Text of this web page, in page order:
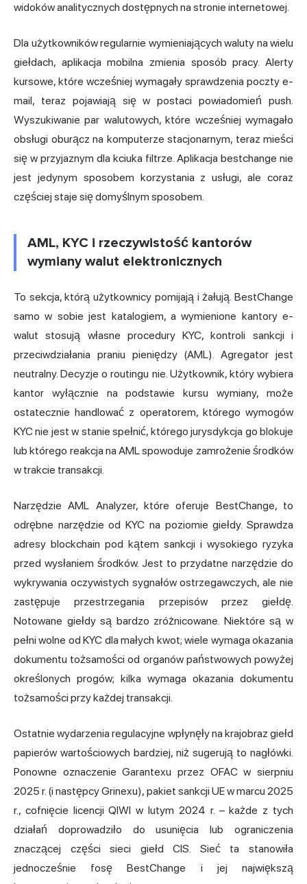
widoków analitycznych dostępnych na stronie internetowej.
Dla użytkowników regularnie wymieniających waluty na wielu
giełdach, aplikacja mobilna zmienia sposób pracy. Alerty
kursowe, które wcześniej wymagały sprawdzenia poczty e-
mail, teraz pojawiają się w postaci powiadomień push.
Wyszukiwanie par walutowych, które wcześniej wymagało
obsługi oburącz na komputerze stacjonarnym, teraz mieści
się w przyjaznym dla kciuka filtrze. Aplikacja bestchange nie
jest jedynym sposobem korzystania z usługi, ale coraz
częściej staje się domyślnym sposobem.
AML, KYC i rzeczywistość kantorów
wymiany walut elektronicznych
To sekcja, którą użytkownicy pomijają i żałują. BestChange
samo w sobie jest katalogiem, a wymienione kantory e-
walut stosują własne procedury KYC, kontroli sankcji i
przeciwdziałania praniu pieniędzy (AML). Agregator jest
neutralny. Decyzje o routingu nie. Użytkownik, który wybiera
kantor wyłącznie na podstawie kursu wymiany, może
ostatecznie handlować z operatorem, którego wymogów
KYC nie jest w stanie spełnić, którego jurysdykcja go blokuje
lub którego reakcja na AML spowoduje zamrożenie środków
w trakcie transakcji.
Narzędzie AML Analyzer, które oferuje BestChange, to
odrębne narzędzie od KYC na poziomie giełdy. Sprawdza
adresy blockchain pod kątem sankcji i wysokiego ryzyka
przed wysłaniem środków. Jest to przydatne narzędzie do
wykrywania oczywistych sygnałów ostrzegawczych, ale nie
zastępuje przestrzegania przepisów przez giełdę.
Notowane giełdy są bardzo zróżnicowane. Niektóre są w
pełni wolne od KYC dla małych kwot; wiele wymaga okazania
dokumentu tożsamości od organów państwowych powyżej
określonych progów; kilka wymaga okazania dokumentu
tożsamości przy każdej transakcji.
Ostatnie wydarzenia regulacyjne wpłynęły na krajobraz giełd
papierów wartościowych bardziej, niż sugerują to nagłówki.
Ponowne oznaczenie Garantexu przez OFAC w sierpniu
2025 r. (i następcy Grinexu), pakiet sankcji UE w marcu 2025
r., cofnięcie licencji QIWI w lutym 2024 r. – każde z tych
działań doprowadziło do usunięcia lub ograniczenia
znaczącej części sieci giełd CIS. Sieć ta stanowiła
jednocześnie fosę BestChange i jej największą